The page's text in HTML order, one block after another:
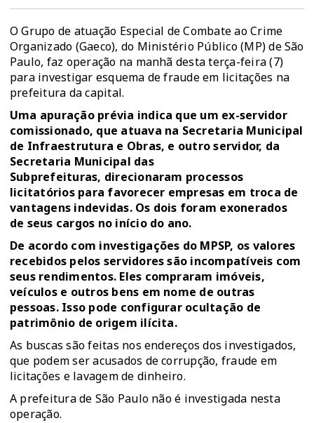
O Grupo de atuação Especial de Combate ao Crime
Organizado (Gaeco), do Ministério Público (MP) de São
Paulo, faz operação na manhã desta terça-feira (7)
para investigar esquema de fraude em licitações na
prefeitura da capital.
Uma apuração prévia indica que um ex-servidor
comissionado, que atuava na Secretaria Municipal
de Infraestrutura e Obras, e outro servidor, da
Secretaria Municipal das
Subprefeituras, direcionaram processos
licitatórios para favorecer empresas em troca de
vantagens indevidas. Os dois foram exonerados
de seus cargos no início do ano.
De acordo com investigações do MPSP, os valores
recebidos pelos servidores são incompatíveis com
seus rendimentos. Eles compraram imóveis,
veículos e outros bens em nome de outras
pessoas. Isso pode configurar ocultação de
patrimônio de origem ilícita.
As buscas são feitas nos endereços dos investigados,
que podem ser acusados de corrupção, fraude em
licitações e lavagem de dinheiro.
A prefeitura de São Paulo não é investigada nesta
operação.